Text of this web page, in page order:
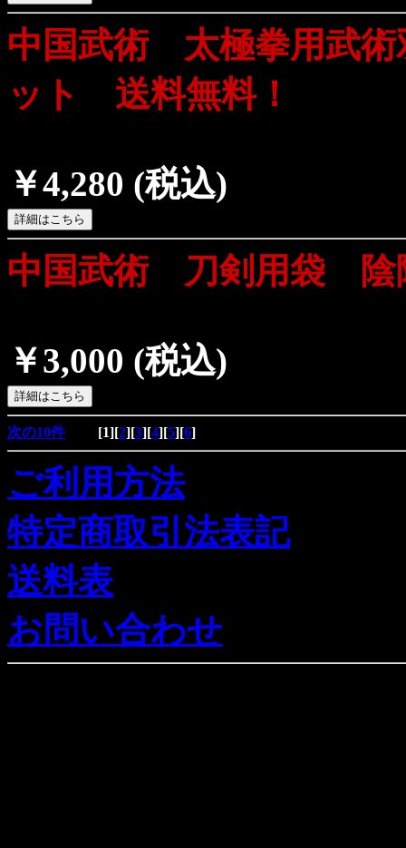
中国武術 太極拳用武
ット 送料無料！
￥4,280 (税込)
中国武術 刀剣用袋 陰
￥3,000 (税込)
次の10件[1][2][3][4][5][6]
ご利用方法
特定商取引法表記
送料表
お問い合わせ